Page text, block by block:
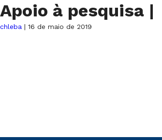
Apoio à pesquisa |
chleba | 16 de maio de 2019